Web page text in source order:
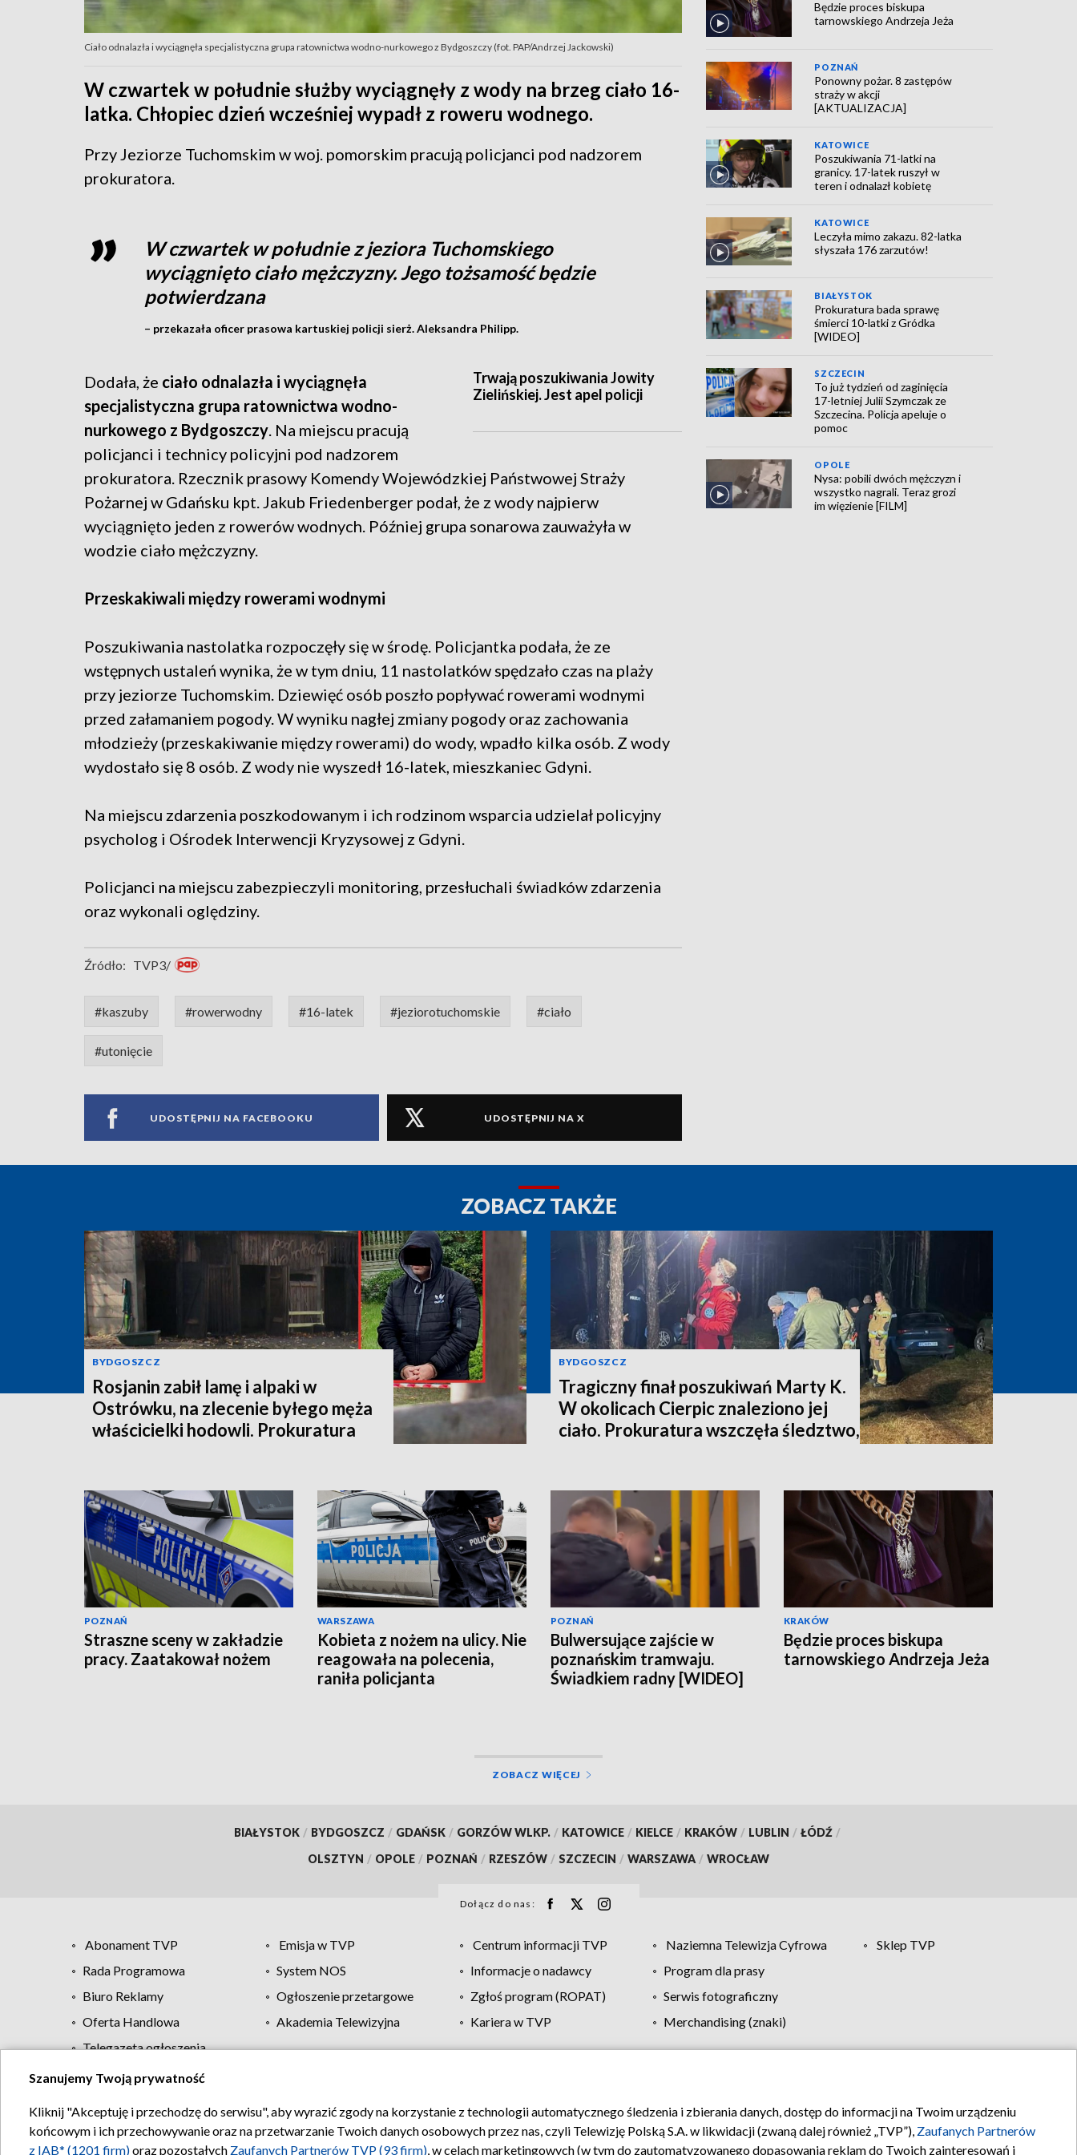
Ciało odnalazła i wyciągnęła specjalistyczna grupa ratownictwa wodno-nurkowego z Bydgoszczy (fot. PAP/Andrzej Jackowski)
W czwartek w południe służby wyciągnęły z wody na brzeg ciało 16-
latka. Chłopiec dzień wcześniej wypadł z roweru wodnego.
Przy Jeziorze Tuchomskim w woj. pomorskim pracują policjanci pod nadzorem
prokuratora.
W czwartek w południe z jeziora Tuchomskiego
wyciągnięto ciało mężczyzny. Jego tożsamość będzie
potwierdzana
– przekazała oficer prasowa kartuskiej policji sierż. Aleksandra Philipp.
Trwają poszukiwania Jowity
Zielińskiej. Jest apel policji
Dodała, że ciało odnalazła i wyciągnęła
specjalistyczna grupa ratownictwa wodno-
nurkowego z Bydgoszczy. Na miejscu pracują
policjanci i technicy policyjni pod nadzorem
prokuratora. Rzecznik prasowy Komendy Wojewódzkiej Państwowej Straży
Pożarnej w Gdańsku kpt. Jakub Friedenberger podał, że z wody najpierw
wyciągnięto jeden z rowerów wodnych. Później grupa sonarowa zauważyła w
wodzie ciało mężczyzny.
Przeskakiwali między rowerami wodnymi
Poszukiwania nastolatka rozpoczęły się w środę. Policjantka podała, że ze
wstępnych ustaleń wynika, że w tym dniu, 11 nastolatków spędzało czas na plaży
przy jeziorze Tuchomskim. Dziewięć osób poszło popływać rowerami wodnymi
przed załamaniem pogody. W wyniku nagłej zmiany pogody oraz zachowania
młodzieży (przeskakiwanie między rowerami) do wody, wpadło kilka osób. Z wody
wydostało się 8 osób. Z wody nie wyszedł 16-latek, mieszkaniec Gdyni.
Na miejscu zdarzenia poszkodowanym i ich rodzinom wsparcia udzielał policyjny
psycholog i Ośrodek Interwencji Kryzysowej z Gdyni.
Policjanci na miejscu zabezpieczyli monitoring, przesłuchali świadków zdarzenia
oraz wykonali oględziny.
Źródło: TVP3/
#kaszuby #rowerwodny #16-latek #jeziorotuchomskie #ciało
#utonięcie
UDOSTĘPNIJ NA FACEBOOKU UDOSTĘPNIJ NA X
Będzie proces biskupa
tarnowskiego Andrzeja Jeża
POZNAŃ
Ponowny pożar. 8 zastępów
straży w akcji
[AKTUALIZACJA]
KATOWICE
Poszukiwania 71-latki na
granicy. 17-latek ruszył w
teren i odnalazł kobietę
KATOWICE
Leczyła mimo zakazu. 82-latka
słyszała 176 zarzutów!
BIAŁYSTOK
Prokuratura bada sprawę
śmierci 10-latki z Gródka
[WIDEO]
SZCZECIN
To już tydzień od zaginięcia
17-letniej Julii Szymczak ze
Szczecina. Policja apeluje o
pomoc
OPOLE
Nysa: pobili dwóch mężczyzn i
wszystko nagrali. Teraz grozi
im więzienie [FILM]
ZOBACZ TAKŻE
BYDGOSZCZ
Rosjanin zabił lamę i alpaki w
Ostrówku, na zlecenie byłego męża
właścicielki hodowli. Prokuratura
BYDGOSZCZ
Tragiczny finał poszukiwań Marty K.
W okolicach Cierpic znaleziono jej
ciało. Prokuratura wszczęła śledztwo,
POZNAŃ
Straszne sceny w zakładzie
pracy. Zaatakował nożem
WARSZAWA
Kobieta z nożem na ulicy. Nie
reagowała na polecenia,
raniła policjanta
POZNAŃ
Bulwersujące zajście w
poznańskim tramwaju.
Świadkiem radny [WIDEO]
KRAKÓW
Będzie proces biskupa
tarnowskiego Andrzeja Jeża
ZOBACZ WIĘCEJ
BIAŁYSTOK / BYDGOSZCZ / GDAŃSK / GORZÓW WLKP. / KATOWICE / KIELCE / KRAKÓW / LUBLIN / ŁÓDŹ /
OLSZTYN / OPOLE / POZNAŃ / RZESZÓW / SZCZECIN / WARSZAWA / WROCŁAW
Dołącz do nas:
Abonament TVP Emisja w TVP Centrum informacji TVP Naziemna Telewizja Cyfrowa
Sklep TVP
Rada Programowa
System NOS Informacje o nadawcy
Program dla prasy
Biuro Reklamy
Ogłoszenie przetargowe Zgłoś program (ROPAT)
Serwis fotograficzny
Oferta Handlowa
Akademia Telewizyjna Kariera w TVP
Merchandising (znaki)
Telegazeta ogłoszenia
Regulamin TVP Polityka prywatności Moje zgody Pomoc Biuro reklamy Kontakt
Szanujemy Twoją prywatność
Kliknij "Akceptuję i przechodzę do serwisu", aby wyrazić zgody na korzystanie z technologii automatycznego śledzenia i zbierania danych, dostęp do informacji na Twoim urządzeniu
końcowym i ich przechowywanie oraz na przetwarzanie Twoich danych osobowych przez nas, czyli Telewizję Polską S.A. w likwidacji (zwaną dalej również „TVP”), Zaufanych Partnerów
z IAB* (1201 firm)oraz pozostałych Zaufanych Partnerów TVP (93 firm), w celach marketingowych (w tym do zautomatyzowanego dopasowania reklam do Twoich zainteresowań i